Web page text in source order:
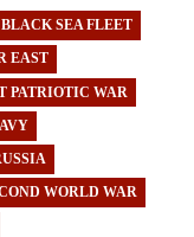
BLACK SEA FLEET
EAST
PATRIOTIC WAR
WORLD WAR